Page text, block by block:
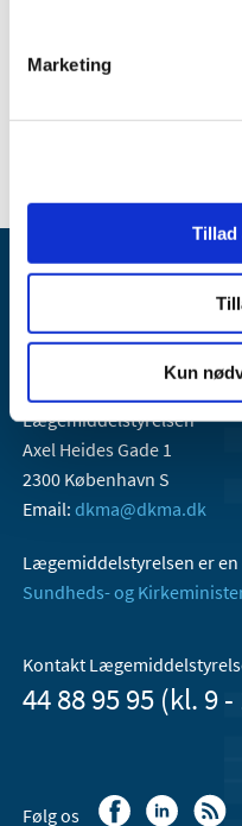
Marketing
Tillad
Kun
januar (1)
2005 (2)
Lægemiddelstyrelsen
Axel Heides Gade 1
2300 København S
Email: dkma@dkma.dk
Lægemiddelstyrelsen er en
Sundheds- og
Kontakt
44 88 95 95 (kl. 9 -
Følg os